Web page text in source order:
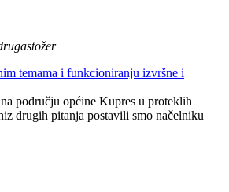
temama i funkcioniranju izvršne i
području općine Kupres u proteklih
drugih pitanja postavili smo načelniku